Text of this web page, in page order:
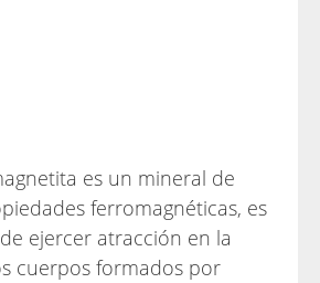
es un mineral de
ferromagnéticas, es
ejercer atracción en la
cuerpos formados por